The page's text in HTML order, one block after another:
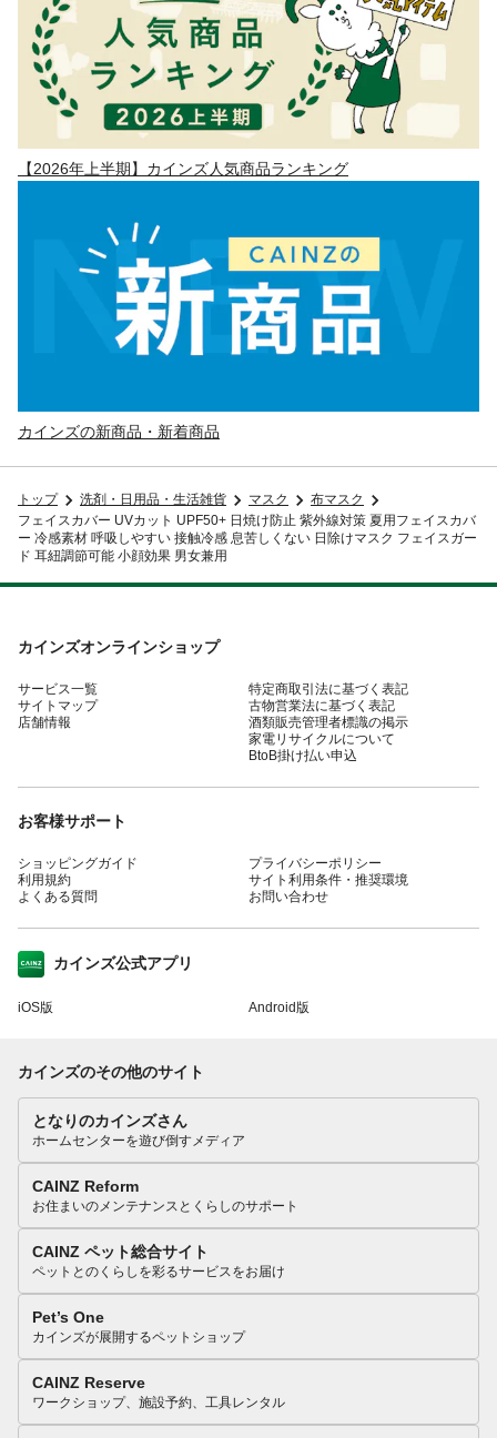
【2026年上半期】カインズ人気商品ランキング
カインズの新商品・新着商品
トップ 洗剤・日用品・生活雑貨 マスク
布マスク
フェイスカバー UVカット UPF50+ 日焼け防止 紫外線対策 夏用フェイスカバ
ー 冷感素材 呼吸しやすい 接触冷感 息苦しくない 日除けマスク フェイスガー
ド 耳紐調節可能 小顔効果 男女兼用
カインズオンラインショップ
サービス一覧
サイトマップ
店舗情報
特定商取引法に基づく表記
古物営業法に基づく表記
酒類販売管理者標識の掲示
家電リサイクルについて
BtoB掛け払い申込
お客様サポート
ショッピングガイド
利用規約
よくある質問
プライバシーポリシー
サイト利用条件・推奨環境
お問い合わせ
カインズ公式アプリ
iOS版 Android版
カインズのその他のサイト
となりのカインズさん
ホームセンターを遊び倒すメディア
CAINZ Reform
お住まいのメンテナンスとくらしのサポート
CAINZ ペット総合サイト
ペットとのくらしを彩るサービスをお届け
Pet’s One
カインズが展開するペットショップ
CAINZ Reserve
ワークショップ、施設予約、工具レンタル